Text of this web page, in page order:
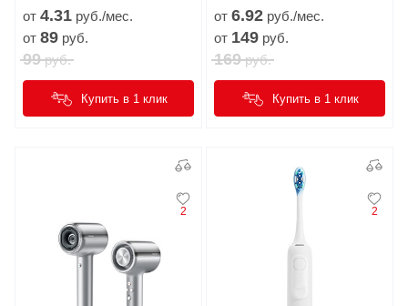
от 4.31 руб./мес.
от 89 руб.
99руб.
Купить в 1 клик
от 6.92 руб./мес.
от 149 руб.
169руб.
Купить в 1 клик
2 2